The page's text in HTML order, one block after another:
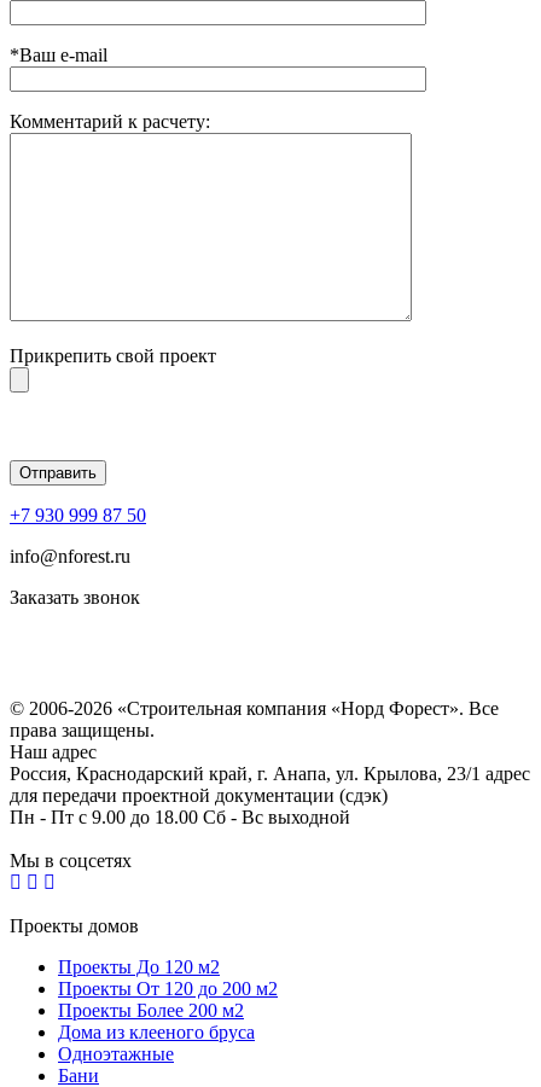
*Ваш e-mail
Комментарий к расчету:
Прикрепить свой проект
+7 930 999 87 50
info@nforest.ru
Заказать звонок
© 2006-2026 «Строительная компания «Норд Форест». Все
права защищены.
Наш адрес
Россия, Краснодарский край, г. Анапа, ул. Крылова, 23/1 адрес
для передачи проектной документации (сдэк)
Пн - Пт с 9.00 до 18.00 Сб - Вс выходной
Мы в соцсетях
Проекты домов
Проекты До 120 м2
Проекты От 120 до 200 м2
Проекты Более 200 м2
Дома из клееного бруса
Одноэтажные
Бани